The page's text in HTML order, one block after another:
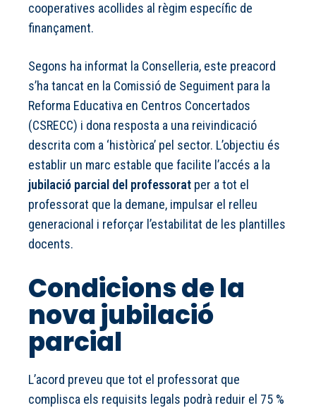
cooperatives acollides al règim específic de
finançament.
Segons ha informat la Conselleria, este preacord
s’ha tancat en la Comissió de Seguiment para la
Reforma Educativa en Centros Concertados
(CSRECC) i dona resposta a una reivindicació
descrita com a ‘històrica’ pel sector. L’objectiu és
establir un marc estable que facilite l’accés a la
jubilació parcial del professorat per a tot el
professorat que la demane, impulsar el relleu
generacional i reforçar l’estabilitat de les plantilles
docents.
Condicions de la
nova jubilació
parcial
L’acord preveu que tot el professorat que
complisca els requisits legals podrà reduir el 75 %